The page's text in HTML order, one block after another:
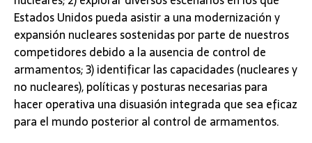
Estados Unidos pueda asistir a una modernización y
expansión nucleares sostenidas por parte de nuestros
competidores debido a la ausencia de control de
armamentos; 3) identificar las capacidades (nucleares y
no nucleares), políticas y posturas necesarias para
hacer operativa una disuasión integrada que sea eficaz
para el mundo posterior al control de armamentos.